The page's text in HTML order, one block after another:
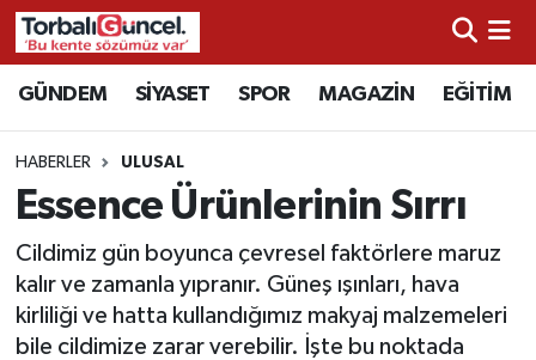
GÜNDEM SİYASET SPOR MAGAZİN EĞİTİM
HABERLER ULUSAL
Essence Ürünlerinin Sırrı
Cildimiz gün boyunca çevresel faktörlere maruz
kalır ve zamanla yıpranır. Güneş ışınları, hava
kirliliği ve hatta kullandığımız makyaj malzemeleri
bile cildimize zarar verebilir. İşte bu noktada
İzmir Nöbetçi Eczaneler
İzmir Hava Durumu
İzmir Namaz Vakitleri
İzmir Trafik Yoğunluk Haritası
Süper Lig Puan Durumu ve Fikstür